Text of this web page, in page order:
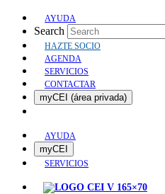
AYUDA
Search
HAZTE SOCIO
AGENDA
SERVICIOS
CONTACTAR
myCEI (área privada)
AYUDA
myCEI
SERVICIOS